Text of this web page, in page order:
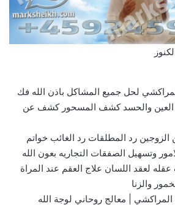
لحل جميع المشاكل باذن الله فك
والحسد كشف المسحور كشف عن
رد المطلقات رد الغائب خواتم
وتسهيل الصفقات التجاريه بعون الله
لعقد اللسان علاج العقم عند المراة
والزنا
| معالج روحاني لوجة الله